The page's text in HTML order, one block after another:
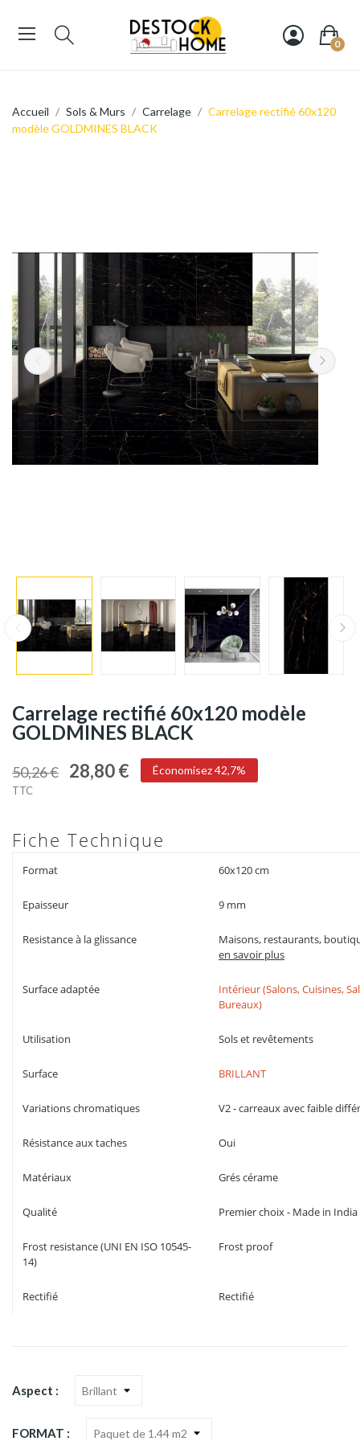
0
Accueil Sols & Murs Carrelage
Carrelage rectifié 60x120
modèle GOLDMINES BLACK
Carrelage rectifié 60x120 modèle
GOLDMINES BLACK
50,26 € 28,80 € Économisez 42,7%
TTC
Fiche Technique
Format 60x120 cm
Epaisseur 9 mm
Resistance à la glissance
Maisons, restaurants,
en savoir plus
Surface adaptée
Intérieur (Salons, Cuisines,
Bureaux)
Utilisation Sols et revêtements
Surface BRILLANT
Variations chromatiques V2 - carreaux avec faible
Résistance aux taches Oui
Matériaux Grés cérame
Qualité Premier choix - Made in India
Frost resistance (UNI EN ISO 10545-
14)
Frost proof
Rectifié Rectifié
Aspect :
FORMAT :